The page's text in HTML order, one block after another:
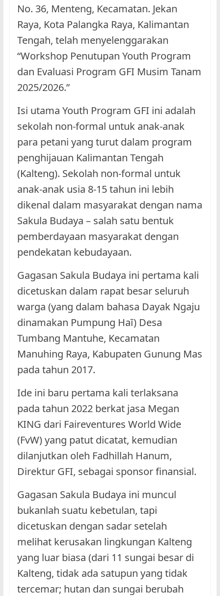
No. 36, Menteng, Kecamatan. Jekan
Raya, Kota Palangka Raya, Kalimantan
Tengah, telah menyelenggarakan
“Workshop Penutupan Youth Program
dan Evaluasi Program GFI Musim Tanam
2025/2026.”
Isi utama Youth Program GFI ini adalah
sekolah non-formal untuk anak-anak
para petani yang turut dalam program
penghijauan Kalimantan Tengah
(Kalteng). Sekolah non-formal untuk
anak-anak usia 8-15 tahun ini lebih
dikenal dalam masyarakat dengan nama
Sakula Budaya – salah satu bentuk
pemberdayaan masyarakat dengan
pendekatan kebudayaan.
Gagasan Sakula Budaya ini pertama kali
dicetuskan dalam rapat besar seluruh
warga (yang dalam bahasa Dayak Ngaju
dinamakan Pumpung Haī) Desa
Tumbang Mantuhe, Kecamatan
Manuhing Raya, Kabupaten Gunung Mas
pada tahun 2017.
Ide ini baru pertama kali terlaksana
pada tahun 2022 berkat jasa Megan
KING dari Faireventures World Wide
(FvW) yang patut dicatat, kemudian
dilanjutkan oleh Fadhillah Hanum,
Direktur GFI, sebagai sponsor finansial.
Gagasan Sakula Budaya ini muncul
bukanlah suatu kebetulan, tapi
dicetuskan dengan sadar setelah
melihat kerusakan lingkungan Kalteng
yang luar biasa (dari 11 sungai besar di
Kalteng, tidak ada satupun yang tidak
tercemar; hutan dan sungai berubah